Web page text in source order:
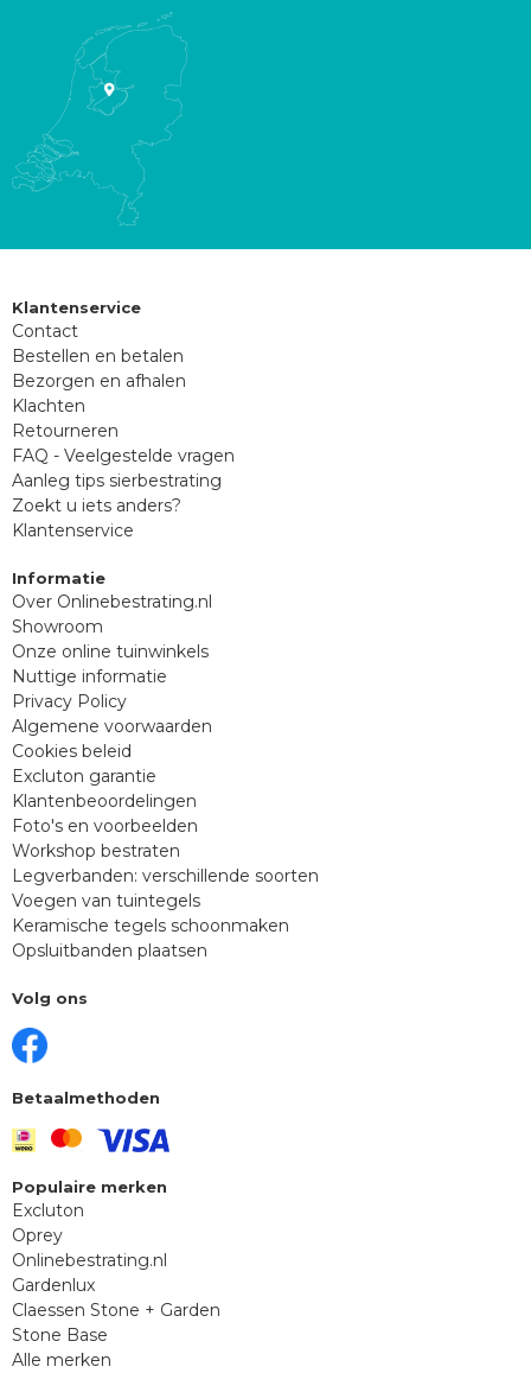
Klantenservice
Contact
Bestellen en betalen
Bezorgen en afhalen
Klachten
Retourneren
FAQ - Veelgestelde vragen
Aanleg tips sierbestrating
Zoekt u iets anders?
Klantenservice
Informatie
Over Onlinebestrating.nl
Showroom
Onze online tuinwinkels
Nuttige informatie
Privacy Policy
Algemene voorwaarden
Cookies beleid
Excluton garantie
Klantenbeoordelingen
Foto's en voorbeelden
Workshop bestraten
Legverbanden: verschillende soorten
Voegen van tuintegels
Keramische tegels schoonmaken
Opsluitbanden plaatsen
Volg ons
Betaalmethoden
Populaire merken
Excluton
Oprey
Onlinebestrating.nl
Gardenlux
Claessen Stone + Garden
Stone Base
Alle merken